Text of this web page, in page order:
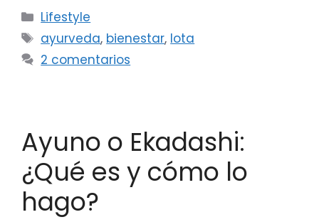
Lifestyle
ayurveda, bienestar, lota
2 comentarios
Ayuno o Ekadashi:
¿Qué es y cómo lo
hago?